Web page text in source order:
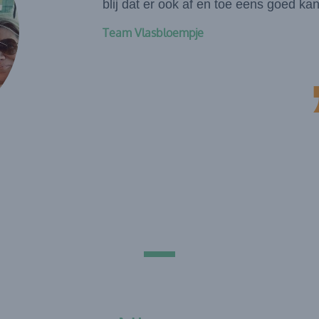
blij dat er ook af en toe eens goed
Team Vlasbloempje